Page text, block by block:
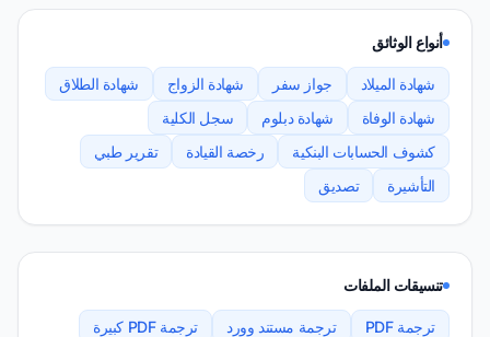
أنواع الوثائق
شهادة الميلاد جواز سفر شهادة الزواج
شهادة الطلاق
شهادة الوفاة
شهادة دبلوم
سجل الكلية
كشوف الحسابات البنكية
رخصة القيادة
تقرير طبي
التأشيرة
تصديق
تنسيقات الملفات
ترجمة PDF ترجمة مستند وورد
ترجمة PDF كبيرة